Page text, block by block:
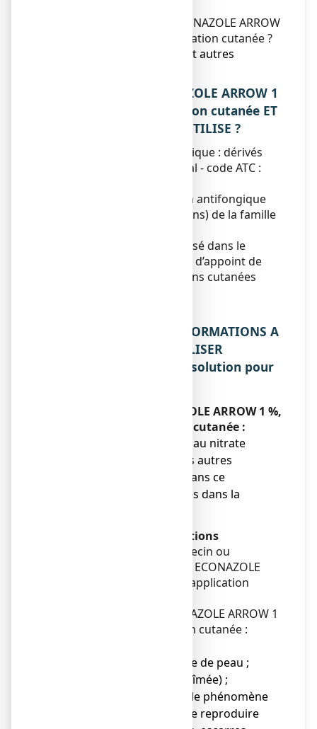
5. Comment conserver ECONAZOLE ARROW
1 %, solution pour application cutanée ?
6. Contenu de l’emballage et autres
1. QU’EST-CE QUE ECONAZOLE ARROW 1
%, solution pour application cutanée ET
DANS QUELS CAS EST-IL UTILISE ?
Classe pharmacothérapeutique : dérivés
imidazole antifongique local - code ATC :
Ce médicament contient un antifongique
(actif contre les champignons) de la famille
Ce médicament est préconisé dans le
traitement ou le traitement d’appoint de
certaines mycoses (affections cutanées
2. QUELLES SONT LES INFORMATIONS A
CONNAITRE AVANT D’UTILISER
ECONAZOLE ARROW 1 %, solution pour
N’utilisez jamais ECONAZOLE ARROW 1 %,
solution pour application cutanée :
● si vous êtes allergique au nitrate
d’éconazole ou à l’un des autres
composants contenus dans ce
médicament, mentionnés dans la
Avertissements et précautions
Adressez-vous à votre médecin ou
pharmacien avant d’utiliser ECONAZOLE
ARROW 1 %, solution pour application
Faites attention avec ECONAZOLE ARROW 1
%, solution pour application cutanée :
● sur une grande surface de peau ;
● sur une peau lésée (abîmée) ;
● dans les situations où le phénomène
d’occlusion locale peut se reproduire